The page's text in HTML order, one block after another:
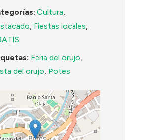
Cultura,
, Fiestas locales,
Feria del orujo,
del orujo, Potes